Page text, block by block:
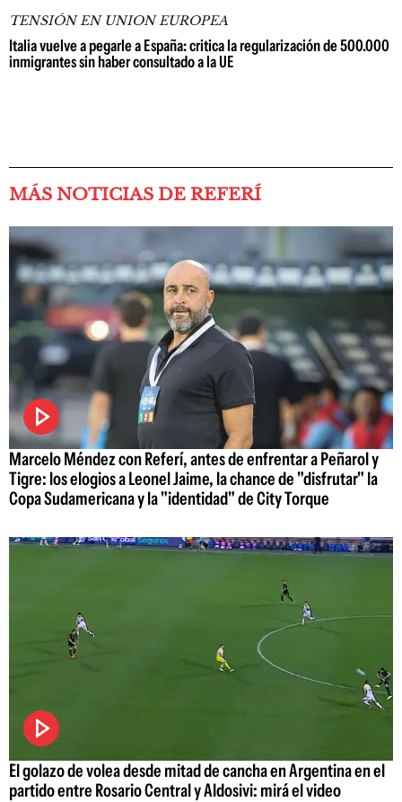
TENSIÓN EN UNION EUROPEA
Italia vuelve a pegarle a España: critica la regularización de 500.000
inmigrantes sin haber consultado a la UE
MÁS NOTICIAS DE REFERÍ
Marcelo Méndez con Referí, antes de enfrentar a Peñarol y
Tigre: los elogios a Leonel Jaime, la chance de "disfrutar" la
Copa Sudamericana y la "identidad" de City Torque
El golazo de volea desde mitad de cancha en Argentina en el
partido entre Rosario Central y Aldosivi: mirá el video